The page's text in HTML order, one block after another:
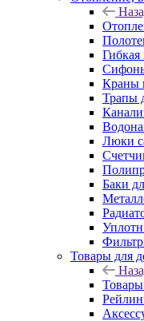
Гибкая
Краны
Трапы
Люки
Баки
Товары для
Товары